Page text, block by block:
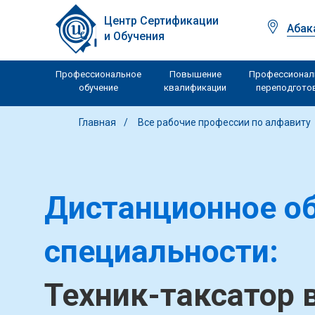
Центр Сертификации
и Обучения
Профессиональное
обучение
Повышение
квалификации
Главная Все рабочие профессии по алфавиту
Дистанционное
специальности:
Техник-таксатор